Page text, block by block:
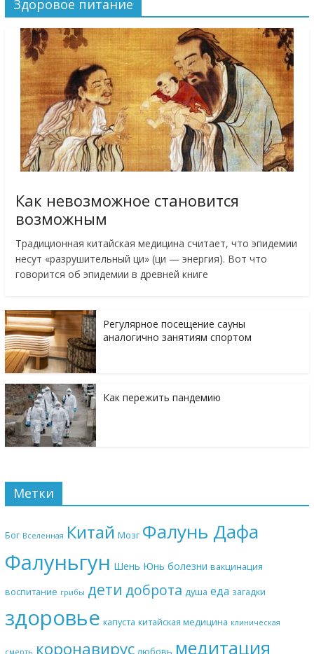
Здоровое питание
Как невозможное становится
возможным
Традиционная китайская медицина считает, что эпидемии
несут «разрушительный ци» (ци — энергия). Вот что
говорится об эпидемии в древней книге
Регулярное посещение сауны
аналогично занятиям спортом
Как пережить пандемию
Метки
Бог Вселенная Китай Мозг Фалунь Дафа
Фалуньгун Шень Юнь болезни вакцинация
воспитание грибы дети доброта душа еда загадки
здоровье капуста китайская медицина клиническая
смерть коронавирус любовь медитация